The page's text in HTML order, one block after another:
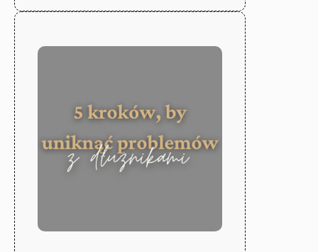
bono
fundacji